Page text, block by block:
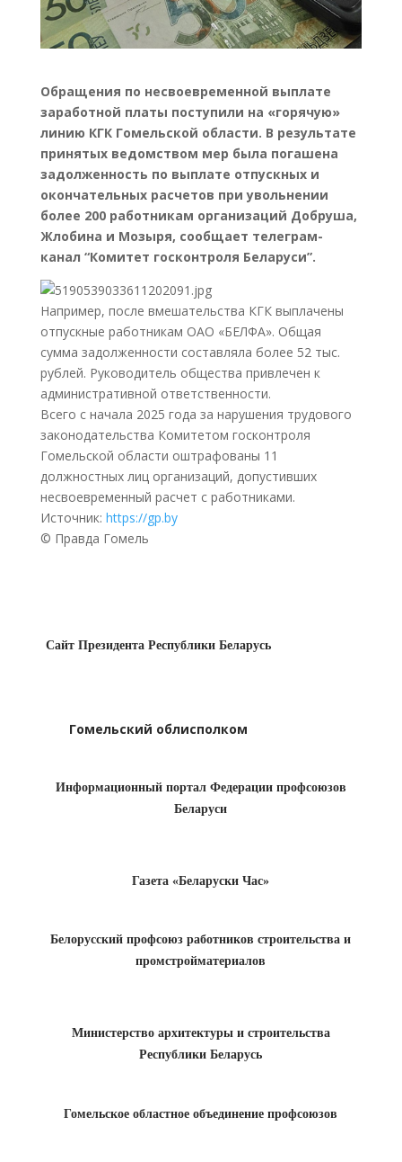
Обращения по несвоевременной выплате
заработной платы поступили на «горячую»
линию КГК Гомельской области. В результате
принятых ведомством мер была погашена
задолженность по выплате отпускных и
окончательных расчетов при увольнении
более 200 работникам организаций Добруша,
Жлобина и Мозыря, сообщает телеграм-
канал “Комитет госконтроля Беларуси”.
Например, после вмешательства КГК выплачены
отпускные работникам ОАО «БЕЛФА». Общая
сумма задолженности составляла более 52 тыс.
рублей. Руководитель общества привлечен к
административной ответственности.
Всего с начала 2025 года за нарушения трудового
законодательства Комитетом госконтроля
Гомельской области оштрафованы 11
должностных лиц организаций, допустивших
несвоевременный расчет с работниками.
Источник: https://gp.by
© Правда Гомель
Сайт Президента Республики Беларусь
Гомельский облисполком
Информационный портал Федерации профсоюзов
Беларуси
Газета «Беларуски Час»
Белорусский профсоюз работников строительства и
промстройматериалов
Министерство архитектуры и строительства
Республики Беларусь
Гомельское областное объединение профсоюзов